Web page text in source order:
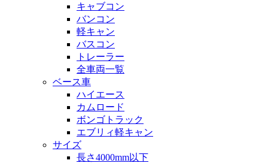
キャブコン
バンコン
軽キャン
バスコン
トレーラー
全車両一覧
ベース車
ハイエース
カムロード
ボンゴトラック
エブリィ軽キャン
サイズ
長さ4000mm以下